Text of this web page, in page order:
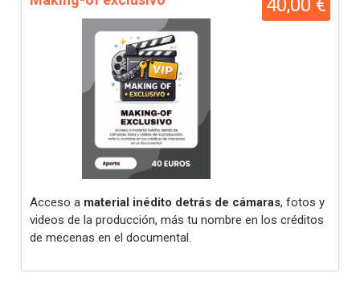
40,00 €
Acceso a material inédito detrás de cámaras, fotos y
videos de la producción, más tu nombre en los créditos
de mecenas en el documental.